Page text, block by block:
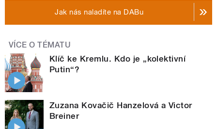
Jak nás naladíte na DABu
VÍCE O TÉMATU
Klíč ke Kremlu. Kdo je „kolektivní
Putin“?
Zuzana Kovačič Hanzelová a Victor
Breiner